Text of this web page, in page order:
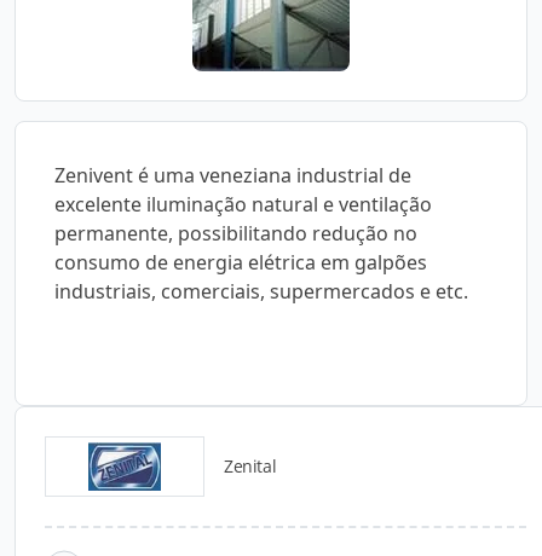
Zenivent é uma veneziana industrial de
excelente iluminação natural e ventilação
permanente, possibilitando redução no
consumo de energia elétrica em galpões
industriais, comerciais, supermercados e etc.
Zenital
Catálogos para Download